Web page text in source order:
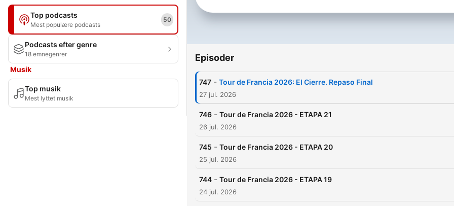
Top podcasts
Mest populære podcasts
50
Podcasts efter genre
18 emnegenrer
Musik
Top musik
Mest lyttet musik
Miguel Ángel Peláez. Pásate
Telegram para hacer más
(@ciclismoayerhoy), para
Twitter e Instagram:
Episoder
747 - Tour de Francia 2026: El Cierre. Repaso Final
27 jul. 2026
746 - Tour de Francia 2026 - ETAPA 21
26 jul. 2026
745 - Tour de Francia 2026 - ETAPA 20
25 jul. 2026
744 - Tour de Francia 2026 - ETAPA 19
24 jul. 2026